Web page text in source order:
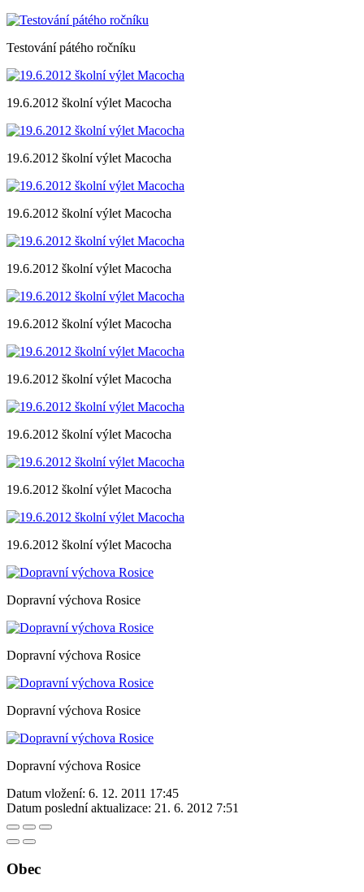
Testování pátého ročníku
19.6.2012 školní výlet Macocha
19.6.2012 školní výlet Macocha
19.6.2012 školní výlet Macocha
19.6.2012 školní výlet Macocha
19.6.2012 školní výlet Macocha
19.6.2012 školní výlet Macocha
19.6.2012 školní výlet Macocha
19.6.2012 školní výlet Macocha
19.6.2012 školní výlet Macocha
Dopravní výchova Rosice
Dopravní výchova Rosice
Dopravní výchova Rosice
Dopravní výchova Rosice
Datum vložení: 6. 12. 2011 17:45
Datum poslední aktualizace: 21. 6. 2012 7:51
Obec